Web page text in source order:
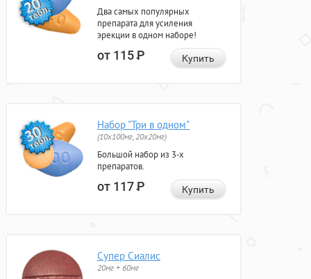
Два самых популярных
препарата для усиления
эрекции в одном наборе!
от 115Р Купить
Набор "Три в одном"
(10x100мг, 20x20мг)
Большой набор из 3-х
препаратов.
от 117Р Купить
Супер Сиалис
20мг + 60мг